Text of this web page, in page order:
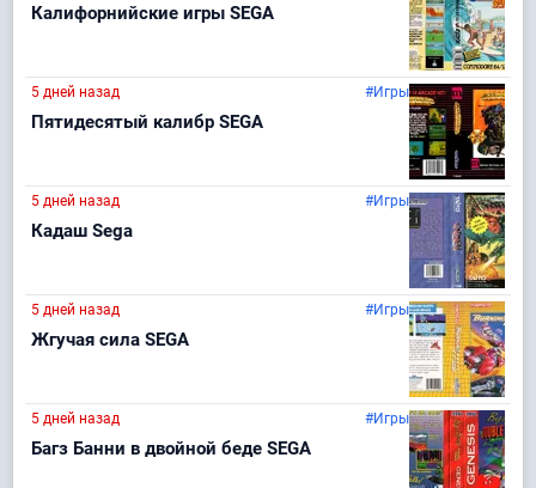
Калифорнийские игры SEGA
5 дней назад #Игры
Пятидесятый калибр SEGA
5 дней назад #Игры
Кадаш Sega
5 дней назад #Игры
Жгучая сила SEGA
5 дней назад #Игры
Багз Банни в двойной беде SEGA